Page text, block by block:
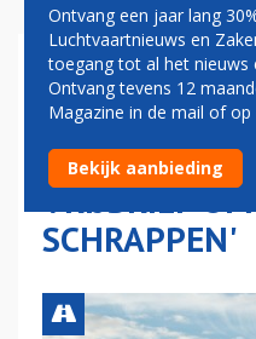
'VK GEEFT
VRIJBRIEF
SCHRAPPEN'
Ontvang een jaar lang
Luchtvaartnieuws en
toegang tot al het nieuws
Ontvang tevens 12
Magazine in de mail of op
Bekijk aanbieding